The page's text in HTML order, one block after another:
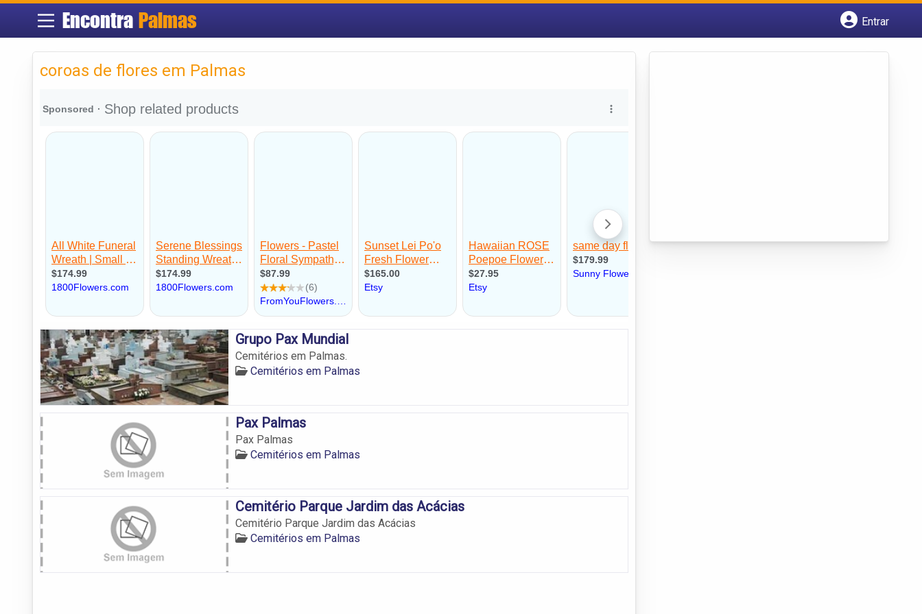
Encontra Palmas
Entrar
coroas de flores em Palmas
Grupo Pax Mundial
Cemitérios em Palmas.
Cemitérios em Palmas
Pax Palmas
Pax Palmas
Cemitérios em Palmas
Cemitério Parque Jardim das Acácias
Cemitério Parque Jardim das Acácias
Cemitérios em Palmas